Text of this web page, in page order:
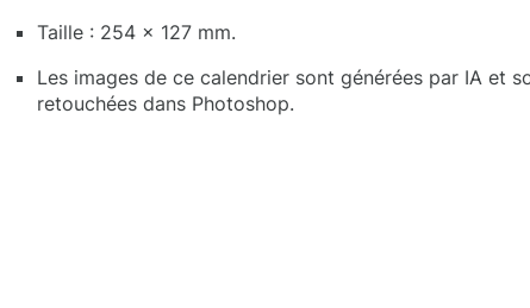
Taille : 254 x 127 mm.
Les images de ce calendrier sont générées par IA et
retouchées dans Photoshop.